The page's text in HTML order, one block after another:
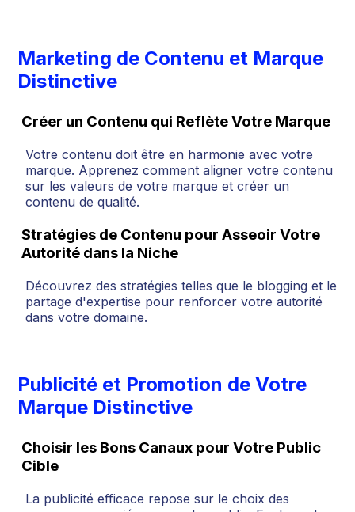
Marketing de Contenu et Marque
Distinctive
Créer un Contenu qui Reflète Votre Marque
Votre contenu doit être en harmonie avec votre
marque. Apprenez comment aligner votre contenu
sur les valeurs de votre marque et créer un
contenu de qualité.
Stratégies de Contenu pour Asseoir Votre
Autorité dans la Niche
Découvrez des stratégies telles que le blogging et le
partage d'expertise pour renforcer votre autorité
dans votre domaine.
Publicité et Promotion de Votre
Marque Distinctive
Choisir les Bons Canaux pour Votre Public
Cible
La publicité efficace repose sur le choix des